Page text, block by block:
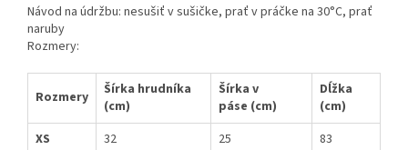
Návod na údržbu: nesušiť v sušičke, prať v práčke na 30°C, prať
naruby
Rozmery:
Rozmery
Šírka hrudníka
(cm)
Šírka v
páse (cm)
Dĺžka
(cm)
XS
32 25
83